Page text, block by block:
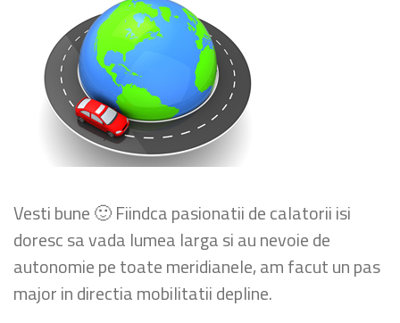
Vesti bune 🙂 Fiindca pasionatii de calatorii isi
doresc sa vada lumea larga si au nevoie de
autonomie pe toate meridianele, am facut un pas
major in directia mobilitatii depline.